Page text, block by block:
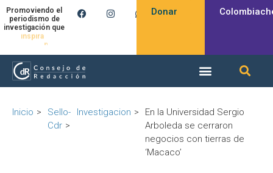
Promoviendo el
periodismo de
investigación que
inspira
Donar
Inicio
Sello-
Cdr
Investigacion
En la Universidad Sergio
Arboleda se cerraron
negocios con tierras de
‘Macaco’